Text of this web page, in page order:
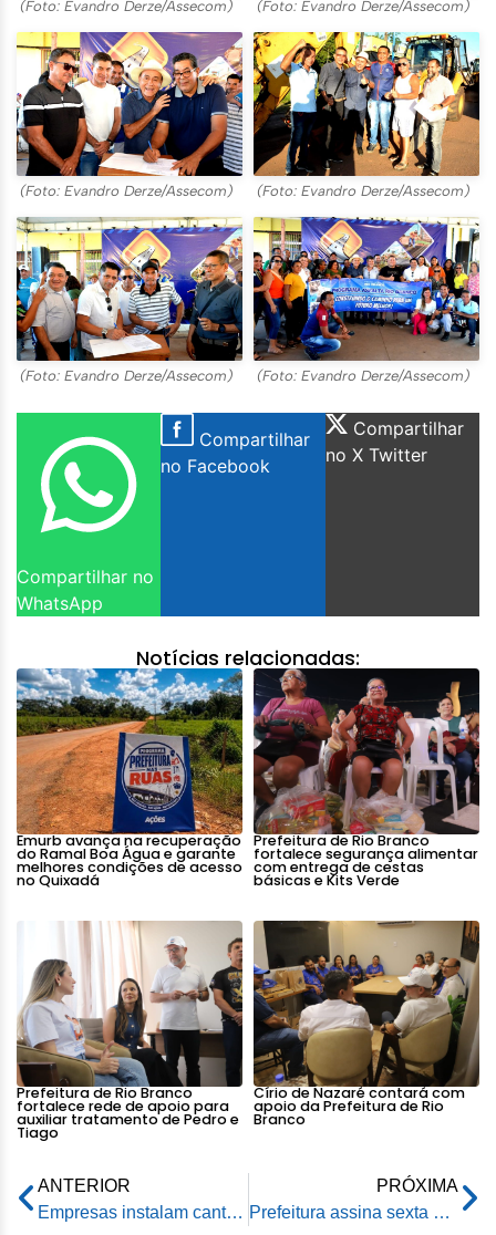
(Foto: Evandro Derze/Assecom) (Foto: Evandro Derze/Assecom)
(Foto: Evandro Derze/Assecom) (Foto: Evandro Derze/Assecom)
(Foto: Evandro Derze/Assecom) (Foto: Evandro Derze/Assecom)
Compartilhar no
WhatsApp
Compartilhar
no Facebook
Compartilhar
no X Twitter
Notícias relacionadas:
Emurb avança na recuperação
do Ramal Boa Água e garante
melhores condições de acesso
no Quixadá
Prefeitura de Rio Branco
fortalece segurança alimentar
com entrega de cestas
básicas e Kits Verde
Prefeitura de Rio Branco
fortalece rede de apoio para
auxiliar tratamento de Pedro e
Tiago
Círio de Nazaré contará com
apoio da Prefeitura de Rio
Branco
ANTERIOR
Empresas instalam canteiros de obras nas regionais da capital para execução do Asfalta Rio Branco
PRÓXIMA
Prefeitura assina sexta ordem de serviço do programa Asfalta Rio Branco para contemplar regional da Vila Acre